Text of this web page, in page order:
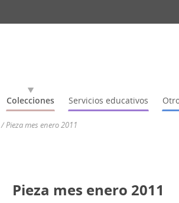
Colecciones Servicios educativos
/Pieza mes enero 2011
Pieza mes enero 2011